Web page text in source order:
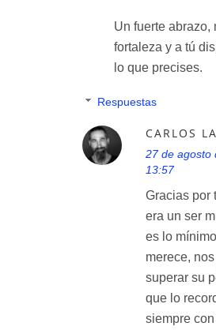
Un fuerte abrazo,
fortaleza y a tú
lo que precises.
Respuestas
CARLOS
27 de agosto
13:57
Gracias por
era un ser
es lo
merece,
superar su
que lo
siempre